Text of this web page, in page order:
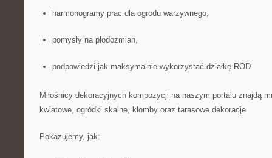
harmonogramy prac dla ogrodu warzywnego,
pomysły na płodozmian,
podpowiedzi jak maksymalnie wykorzystać działkę ROD.
Miłośnicy dekoracyjnych kompozycji na naszym portalu znajdą
kwiatowe, ogródki skalne, klomby oraz tarasowe dekoracje.
Pokazujemy, jak: